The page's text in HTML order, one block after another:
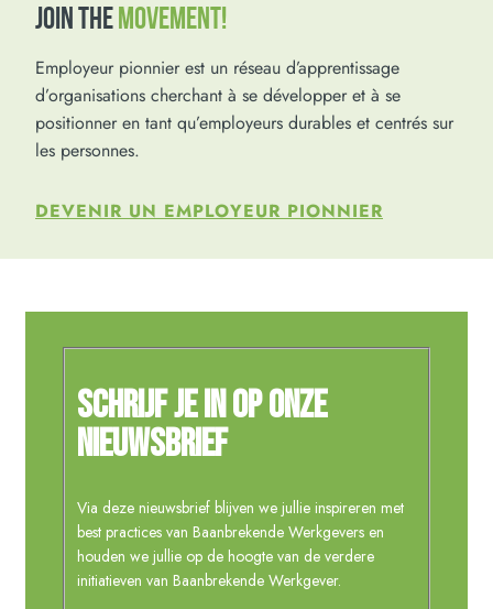
JOIN THEMOVEMENT!
Employeur pionnier est un réseau d’apprentissage
d’organisations cherchant à se développer et à se
positionner en tant qu’employeurs durables et centrés sur
les personnes.
DEVENIR UN EMPLOYEUR PIONNIER